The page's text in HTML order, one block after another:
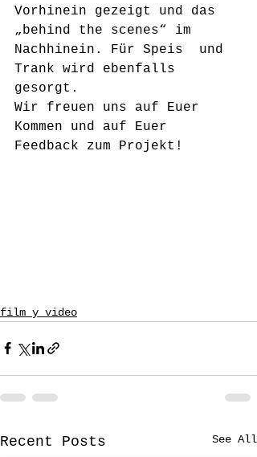
Vorhinein gezeigt und das
„behind the scenes“ im
Nachhinein. Für Speis  und
Trank wird ebenfalls
gesorgt.
Wir freuen uns auf Euer
Kommen und auf Euer
Feedback zum Projekt!
film y video
Recent Posts See All